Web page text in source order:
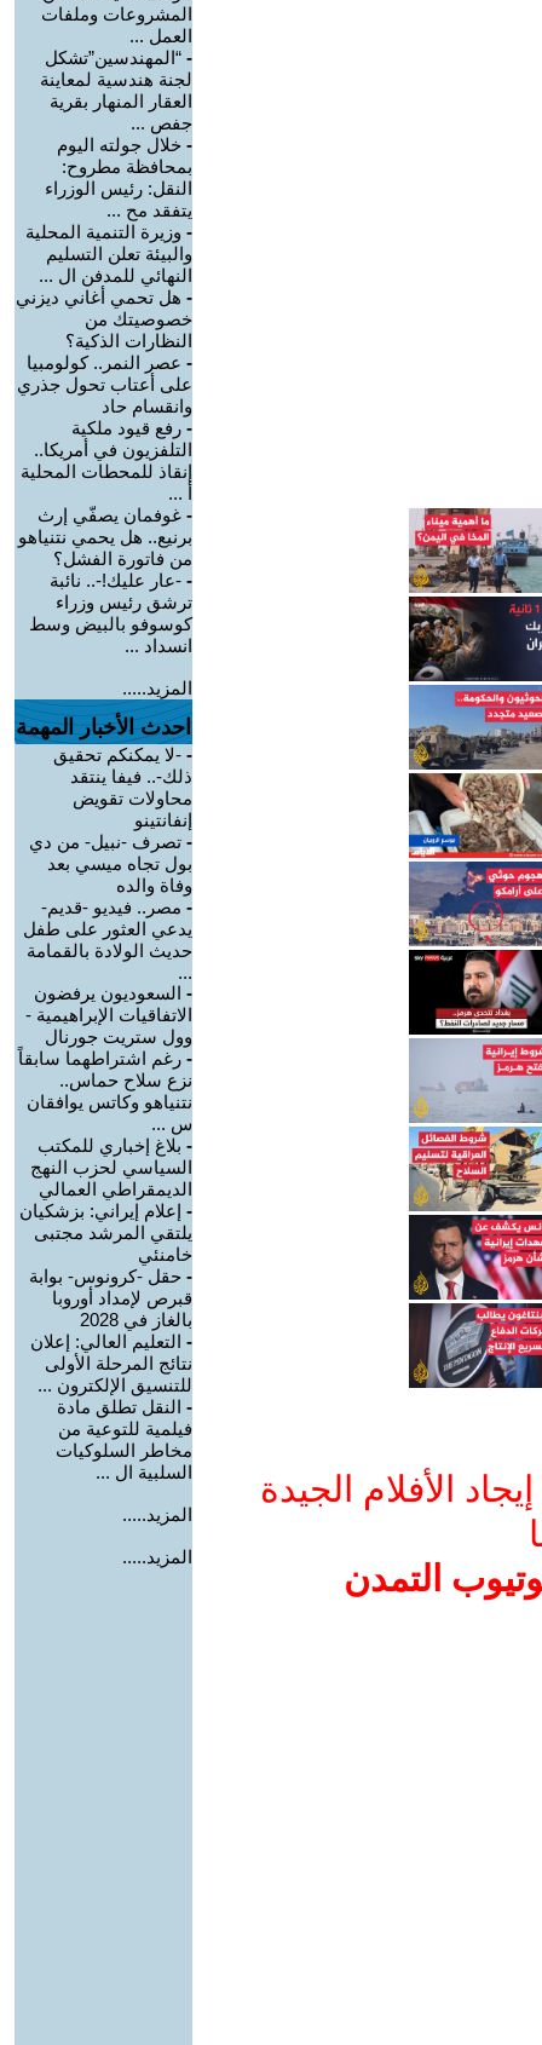
الأفلام الجيدة
التمدن
المشروعات وملفات
العمل ...
- “المهندسين”تشكل
لجنة هندسية لمعاينة
العقار المنهار بقرية
جفص ...
- خلال جولته اليوم
بمحافظة مطروح:
النقل: رئيس الوزراء
يتفقد مح ...
- وزيرة التنمية المحلية
والبيئة تعلن التسليم
النهائي للمدفن ال ...
- هل تحمي أغاني ديزني
خصوصيتك من
النظارات الذكية؟
- عصر النمر.. كولومبيا
على أعتاب تحول جذري
وانقسام حاد
- رفع قيود ملكية
التلفزيون في أمريكا..
إنقاذ للمحطات المحلية
أ ...
- غوفمان يصفّي إرث
برنيع.. هل يحمي نتنياهو
من فاتورة الفشل؟
- -عار عليك!-.. نائبة
ترشق رئيس وزراء
كوسوفو بالبيض وسط
انسداد ...
المزيد.....
احدث الأخبار المهمة
- -لا يمكنكم تحقيق
ذلك-.. فيفا ينتقد
محاولات تقويض
إنفانتينو
- تصرف -نبيل- من دي
بول تجاه ميسي بعد
وفاة والده
- مصر.. فيديو -قديم-
يدعي العثور على طفل
حديث الولادة بالقمامة
...
- السعوديون يرفضون
الاتفاقيات الإبراهيمية -
وول ستريت جورنال
- رغم اشتراطهما سابقاً
نزع سلاح حماس..
نتنياهو وكاتس يوافقان
س ...
- بلاغ إخباري للمكتب
السياسي لحزب النهج
الديمقراطي العمالي
- إعلام إيراني: بزشكيان
يلتقي المرشد مجتبى
خامنئي
- حقل -كرونوس- بوابة
قبرص لإمداد أوروبا
بالغاز في 2028
- التعليم العالي: إعلان
نتائج المرحلة الأولى
للتنسيق الإلكترون ...
- النقل تطلق مادة
فيلمية للتوعية من
مخاطر السلوكيات
السلبية ال ...
المزيد.....
المزيد.....